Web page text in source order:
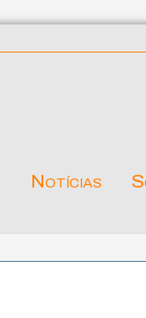
Notícias